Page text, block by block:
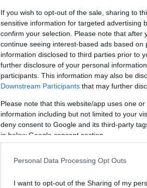
If you wish to opt-out of the sale, sharing to
sensitive information for targeted advertising
confirm your selection. Please note that
continue seeing interest-based ads based
information disclosed to third parties prior to
further disclosure of your personal
participants. This information may also be
Downstream Participants that may further
Please note that this website/app uses one
information including but not limited to your
deny consent to Google and its third-party
in below Google consent section.
Personal Data Processing Opt Outs
I want to opt-out of the Sharing of my